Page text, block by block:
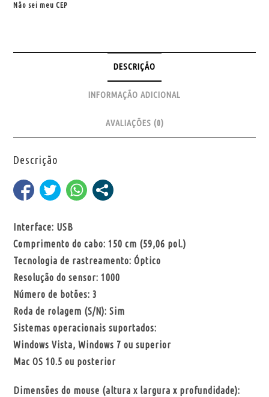
Não sei meu CEP
DESCRIÇÃO
INFORMAÇÃO ADICIONAL
AVALIAÇÕES (0)
Descrição
Interface: USB
Comprimento do cabo: 150 cm (59,06 pol.)
Tecnologia de rastreamento: Óptico
Resolução do sensor: 1000
Número de botões: 3
Roda de rolagem (S/N): Sim
Sistemas operacionais suportados:
Windows Vista, Windows 7 ou superior
Mac OS 10.5 ou posterior
Dimensões do mouse (altura x largura x profundidade):